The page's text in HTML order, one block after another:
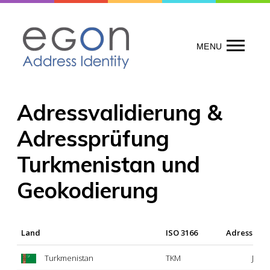
content
MENU
Adressvalidierung &
Adressprüfung
Turkmenistan und
Geokodierung
Land ISO 3166
Turkmenistan TKM Ja